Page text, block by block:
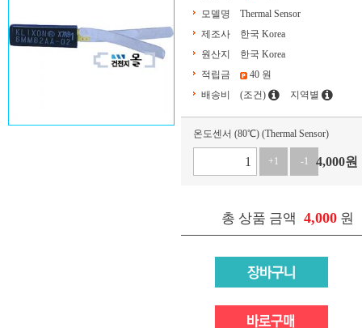
모델명
Thermal Sensor
제조사
한국 Korea
원산지
한국 Korea
적립금
40 원
배송비
(조건) 지역별
온도센서 (80℃) (Thermal Sensor)
+1 -1 4,000원
총 상품 금액 4,000 원